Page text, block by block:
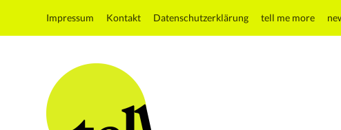
Impressum Kontakt Datenschutzerklärung tell me more